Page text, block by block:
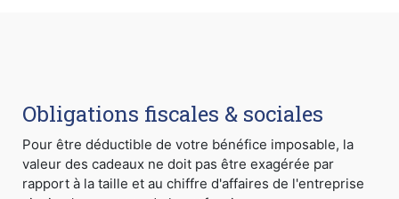
Obligations fiscales & sociales
Pour être déductible de votre bénéfice imposable, la
valeur des cadeaux ne doit pas être exagérée par
rapport à la taille et au chiffre d'affaires de l'entreprise